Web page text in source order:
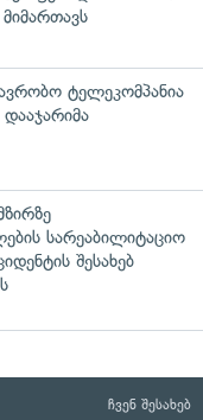
ტელეკომპანია
სარეაბილიტაციო
შესახებ
ჩვენ შესახებ